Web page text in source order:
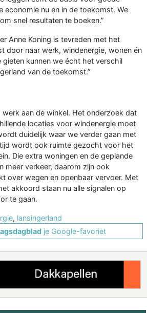
economie nu en in de toekomst. We
snel resultaten te boeken.”
Anne Koning is tevreden met het
door naar werk, windenergie, wonen én
gieten kunnen we écht het verschil
van de toekomst.”
aan de winkel. Het onderzoek dat
locaties voor windenergie moet
duidelijk waar we verder gaan met
wordt ook ruimte gezocht voor het
Die extra woningen en de geplande
meer verkeer, daarom zijn ook
over wegen en openbaar vervoer. Met
akkoord staan nu alle signalen op
te gaan.
, lansingerland
je Google-favoriet